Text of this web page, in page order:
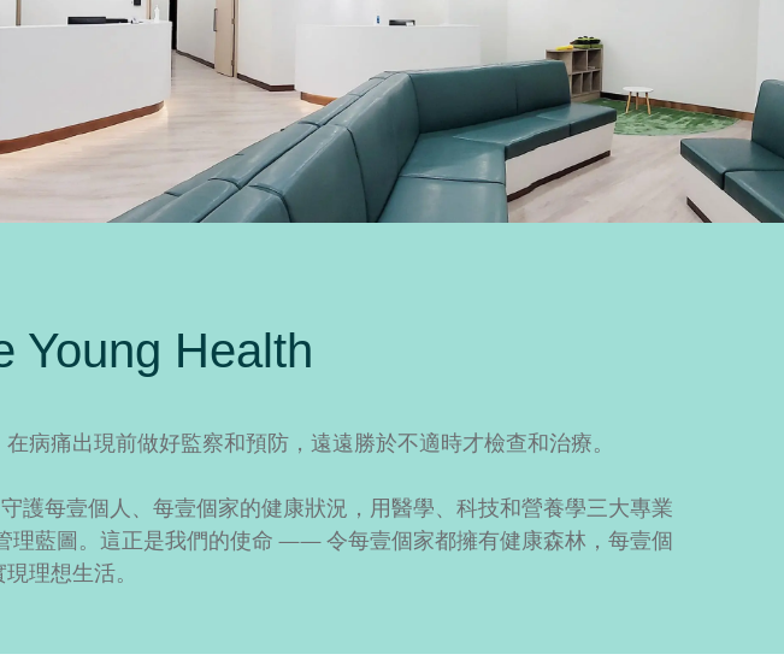
Young Health
病痛出現前做好監察和預防，遠遠勝於不適時才檢查和治療。
護每壹個人、每壹個家的健康狀況，用醫學、科技和營養學三大專業
理藍圖。這正是我們的使命 —— 令每壹個家都擁有健康森林，每壹個
理想生活。